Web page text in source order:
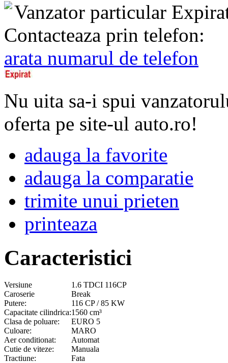
Vanzator particular
Contacteaza prin telefon:
arata numarul de telefon
Nu uita sa-i spui
oferta pe site-ul auto.ro!
adauga la favorite
adauga la comparatie
trimite unui prieten
printeaza
Caracteristici
Versiune
1.6 TDCI 116CP
Caroserie
Break
Putere:
116 CP / 85 KW
Capacitate cilindrica:1560 cm³
Clasa de poluare:
EURO 5
Culoare:
MARO
Aer conditionat:
Automat
Cutie de viteze:
Manuala
Tractiune:
Fata